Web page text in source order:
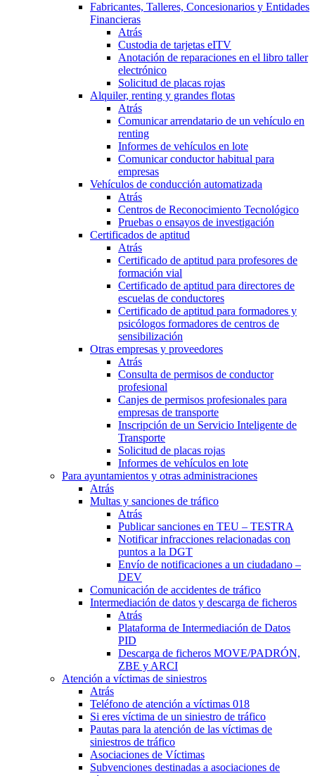
Fabricantes, Talleres, Concesionarios y Entidades
Financieras
Atrás
Custodia de tarjetas eITV
Anotación de reparaciones en el libro taller
electrónico
Solicitud de placas rojas
Alquiler, renting y grandes flotas
Atrás
Comunicar arrendatario de un vehículo en
renting
Informes de vehículos en lote
Comunicar conductor habitual para
empresas
Vehículos de conducción automatizada
Atrás
Centros de Reconocimiento Tecnológico
Pruebas o ensayos de investigación
Certificados de aptitud
Atrás
Certificado de aptitud para profesores de
formación vial
Certificado de aptitud para directores de
escuelas de conductores
Certificado de aptitud para formadores y
psicólogos formadores de centros de
sensibilización
Otras empresas y proveedores
Atrás
Consulta de permisos de conductor
profesional
Canjes de permisos profesionales para
empresas de transporte
Inscripción de un Servicio Inteligente de
Transporte
Solicitud de placas rojas
Informes de vehículos en lote
Para ayuntamientos y otras administraciones
Atrás
Multas y sanciones de tráfico
Atrás
Publicar sanciones en TEU – TESTRA
Notificar infracciones relacionadas con
puntos a la DGT
Envío de notificaciones a un ciudadano –
DEV
Comunicación de accidentes de tráfico
Intermediación de datos y descarga de ficheros
Atrás
Plataforma de Intermediación de Datos
PID
Descarga de ficheros MOVE/PADRÓN,
ZBE y ARCI
Atención a víctimas de siniestros
Atrás
Teléfono de atención a víctimas 018
Si eres víctima de un siniestro de tráfico
Pautas para la atención de las víctimas de
siniestros de tráfico
Asociaciones de Víctimas
Subvenciones destinadas a asociaciones de